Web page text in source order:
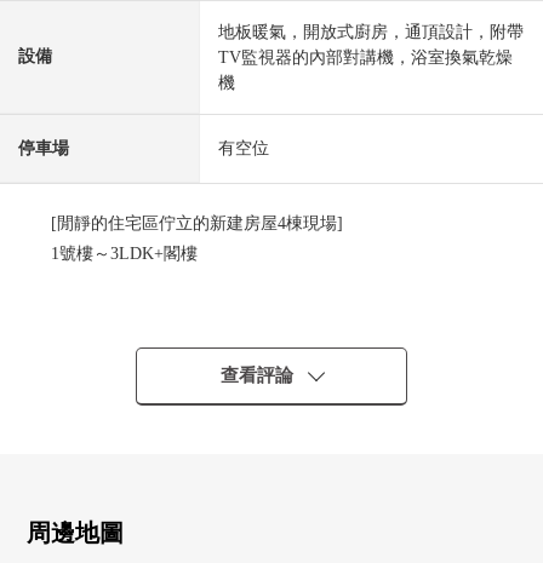
設備
地板暖氣，開放式廚房，通頂設計，附帶
TV監視器的內部對講機，浴室換氣乾燥
機
停車場 有空位
[閒靜的住宅區佇立的新建房屋4棟現場]
1號樓～3LDK+閣樓
京王井之頭線"高井戶"車站步行13分鐘
■土地面積80.70平方公尺
■建築面積80.18平方公尺
■有全居室收納
查看評論
周邊地圖